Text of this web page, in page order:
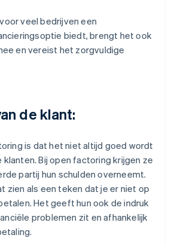
veel bedrijven een
biedt, brengt het ook
en vereist het zorgvuldige
de klant:
is dat het niet altijd goed wordt
Bij open factoring krijgen ze
partij hun schulden overneemt.
zien als een teken dat je er niet op
Het geeft hun ook de indruk
problemen zit en afhankelijk